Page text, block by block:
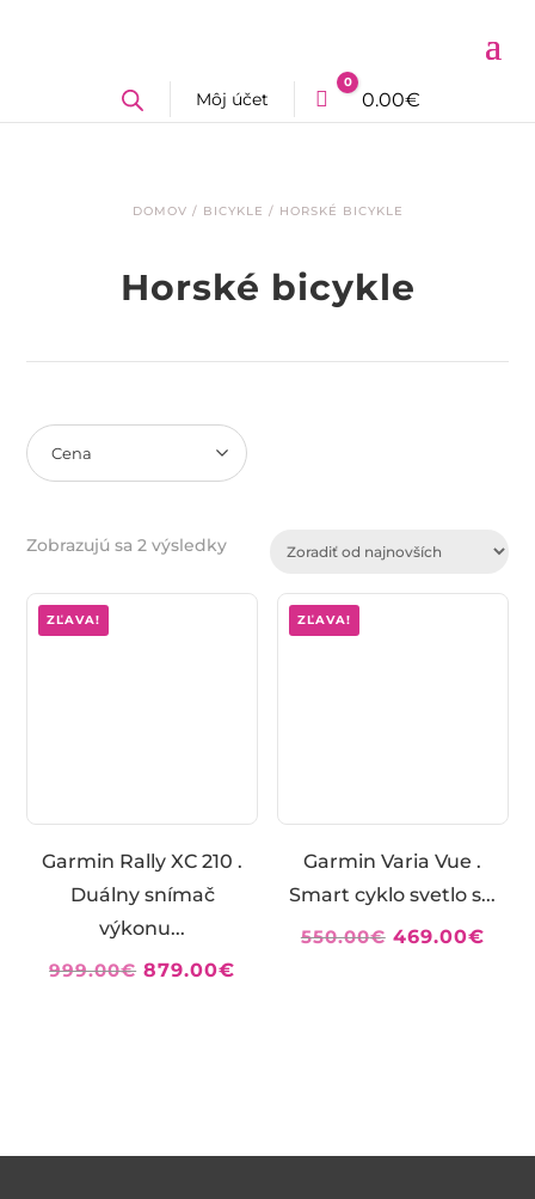
Môj účet Cart
0
0.00€
DOMOV / BICYKLE / HORSKÉ BICYKLE
Horské bicykle
Cena
Zobrazujú sa 2 výsledkyZoradené
najnovších
ZĽAVA!
Garmin Rally XC 210 .
Duálny snímač
výkonu...
999.00€ Pôvodná
879.00€
ZĽAVA!
Garmin Varia Vue .
Smart cyklo svetlo s...
550.00€ Pôvodná
469.00€